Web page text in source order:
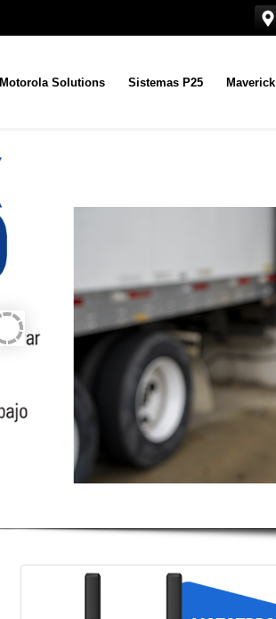
Motorola Solutions Sistemas P25 Maverick